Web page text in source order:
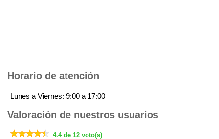
Horario de atención
Lunes a Viernes: 9:00 a 17:00
Valoración de nuestros usuarios
4.4 de 12 voto(s)